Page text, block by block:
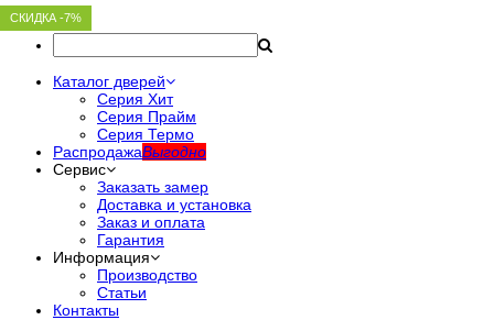
Каталог дверей
Серия Хит
Серия Прайм
Серия Термо
РаспродажаВыгодно
Сервис
Заказать замер
Доставка и установка
Заказ и оплата
Гарантия
Информация
Производство
Статьи
Контакты
СКИДКА -7%
СКИДКА -7%
СКИДКА -7%
СКИДКА -7%
СКИДКА -7%